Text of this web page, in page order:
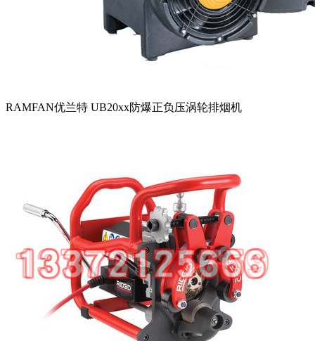
RAMFAN优兰特 UB20xx防爆正负压涡轮排烟机